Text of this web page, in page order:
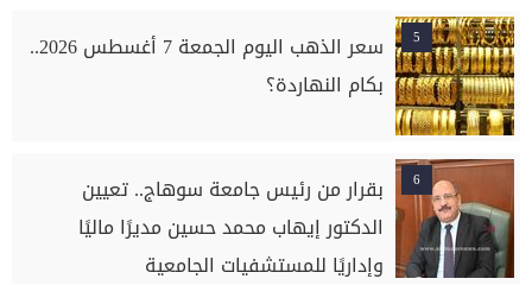
5
سعر الذهب اليوم الجمعة 7 أغسطس 2026..
بكام النهاردة؟
6
بقرار من رئيس جامعة سوهاج.. تعيين
الدكتور إيهاب محمد حسين مديرًا ماليًا
وإداريًا للمستشفيات الجامعية